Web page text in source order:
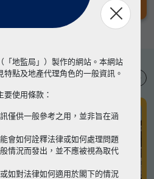
「地監局」）製作的網站。本網站
點及地產代理角色的一般資訊。
使用條款：
僅供一般參考之用，並非旨在涵
會如何詮釋法律或如何處理問題
情況而發出，並不應被視為取代
如對法律如何適用於閣下的情況